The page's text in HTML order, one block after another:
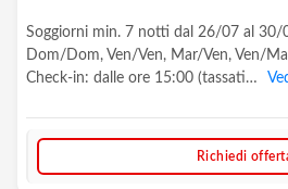
Soggiorni min. 7 notti dal 26/07 al 30/
Dom/Dom, Ven/Ven, Mar/Ven, Ven/
Check-in: dalle ore 15:00 (tassati…
Richiedi